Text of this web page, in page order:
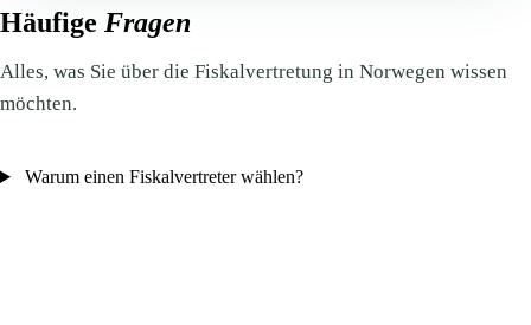
Häufige Fragen
Alles, was Sie über die Fiskalvertretung in Norwegen wissen
möchten.
Warum einen Fiskalvertreter wählen?